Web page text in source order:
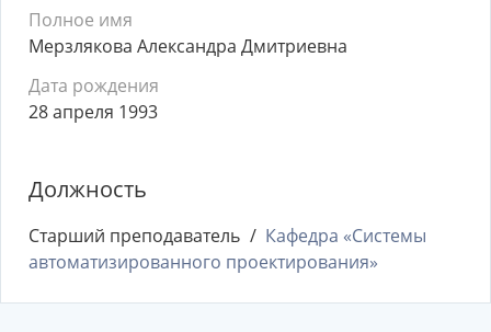
Полное имя
Мерзлякова Александра Дмитриевна
Дата рождения
28 апреля 1993
Должность
Старший преподаватель
Кафедра «Системы
автоматизированного проектирования»